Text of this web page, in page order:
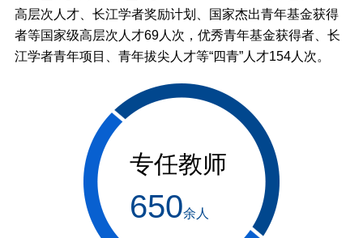
高层次人才、长江学者奖励计划、国家杰出青年基金获得
者等国家级高层次人才69人次，优秀青年基金获得者、长
江学者青年项目、青年拔尖人才等“四青”人才154人次。
专任教师
650余人